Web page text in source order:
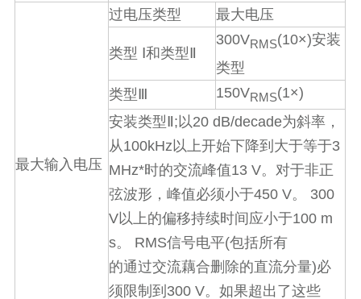
最大输入电压
过电压类型 最大电压
类型 Ⅰ和类型
300VRMS(10×)安装
类型
类型
150VRMS(1×)
安装类型 ; 以20 dB/decade为斜率，
从100kHz 以上开始下降到大于等于3
MHz*时的交流峰值13 V。对于非正
弦波形，峰值必须小于450 V。 300
V以上的偏移持续时间应小于100 m
s。 RMS信号电平(包括所有
的通过交流藕合删除的直流分量)必
须限制到 300 V。如果超出了这些